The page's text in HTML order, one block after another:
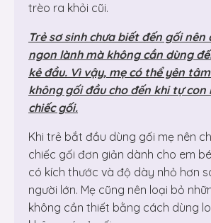
trèo ra khỏi cũi.
Trẻ sơ sinh chưa biết đến gối nên
ngon lành mà không cần dùng
kê đầu. Vì vậy, mẹ có thể yên
không gối đầu cho đến khi tự
chiếc gối.
Khi trẻ bắt đầu dùng gối mẹ nên
chiếc gối đơn giản dành cho em
có kích thước và độ dày nhỏ hơn
người lớn. Mẹ cũng nên loại bỏ
không cần thiết bằng cách dùng